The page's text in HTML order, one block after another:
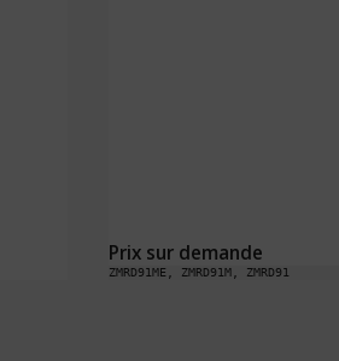
Prix sur demande
ZMRD91ME, ZMRD91M, ZMRD91